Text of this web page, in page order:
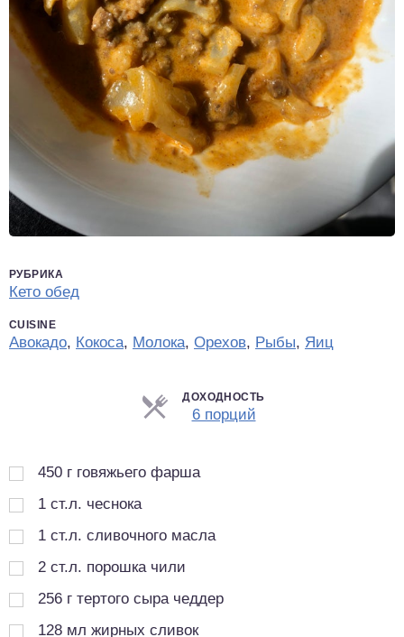
РУБРИКА
Кето обед
CUISINE
Авокадо, Кокоса, Молока, Орехов, Рыбы, Яиц
ДОХОДНОСТЬ
6 порцийПорции
450 г говяжьего фарша
1 ст.л. чеснока
1 ст.л. сливочного масла
2 ст.л. порошка чили
256 г тертого сыра чеддер
128 мл жирных сливок